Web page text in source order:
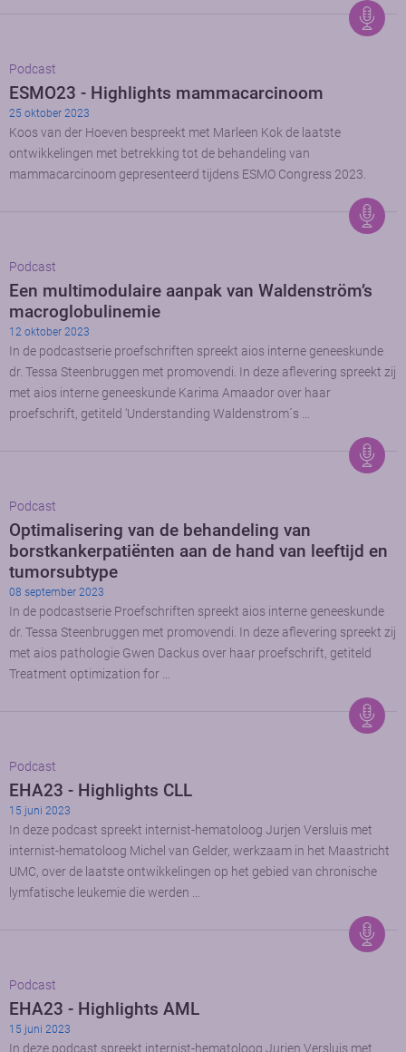
Podcast
ESMO23 - Highlights mammacarcinoom
25 oktober 2023
Koos van der Hoeven bespreekt met Marleen Kok de laatste
ontwikkelingen met betrekking tot de behandeling van
mammacarcinoom gepresenteerd tijdens ESMO Congress 2023.
Podcast
Een multimodulaire aanpak van Waldenström’s
macroglobulinemie
12 oktober 2023
In de podcastserie proefschriften spreekt aios interne geneeskunde
dr. Tessa Steenbruggen met promovendi. In deze aflevering spreekt zij
met aios interne geneeskunde Karima Amaador over haar
proefschrift, getiteld ‘Understanding Waldenstrom´s …
Podcast
Optimalisering van de behandeling van
borstkankerpatiënten aan de hand van leeftijd en
tumorsubtype
08 september 2023
In de podcastserie Proefschriften spreekt aios interne geneeskunde
dr. Tessa Steenbruggen met promovendi. In deze aflevering spreekt zij
met aios pathologie Gwen Dackus over haar proefschrift, getiteld
Treatment optimization for …
Podcast
EHA23 - Highlights CLL
15 juni 2023
In deze podcast spreekt internist-hematoloog Jurjen Versluis met
internist-hematoloog Michel van Gelder, werkzaam in het Maastricht
UMC, over de laatste ontwikkelingen op het gebied van chronische
lymfatische leukemie die werden …
Podcast
EHA23 - Highlights AML
15 juni 2023
In deze podcast spreekt internist-hematoloog Jurjen Versluis met